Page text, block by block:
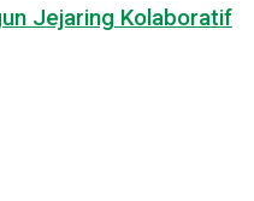
Jejaring Kolaboratif